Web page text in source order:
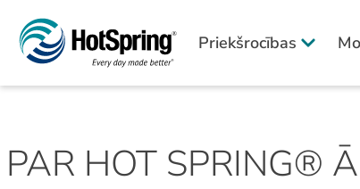
Priekšrocības
PAR HOT SPRING®